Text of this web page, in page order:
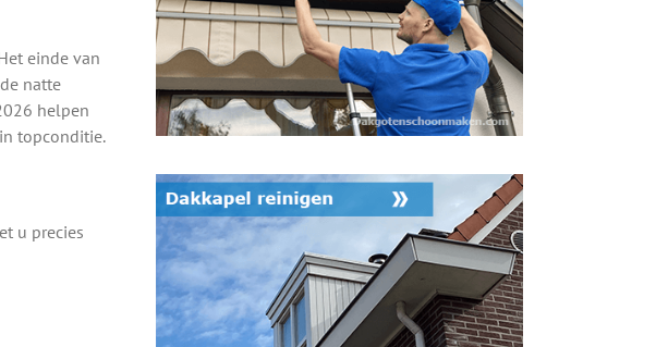
einde van
natte
helpen
topconditie.
u precies